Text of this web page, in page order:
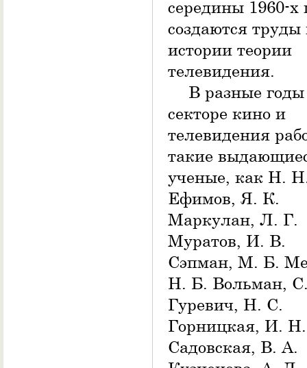
середины 1960-х
создаются труды
истории теории
телевидения.
В разные
секторе кино и
телевидения
такие
ученые, как Н.
Ефимов, Я. К.
Маркулан, Л. Г.
Муратов, И. В.
Сэпман, М. Б.
Н. Б. Вольман,
Гуревич, Н. С.
Горницкая, И. Н.
Садовская, В. А.